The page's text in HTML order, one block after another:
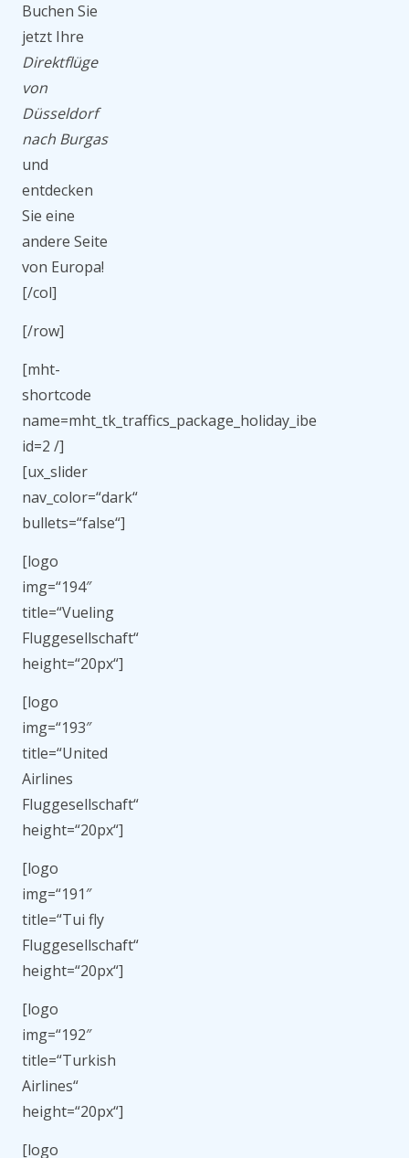
Buchen Sie
jetzt Ihre
Direktflüge
von
Düsseldorf
nach Burgas
und
entdecken
Sie eine
andere Seite
von Europa!
[/col]
[/row]
[mht-
shortcode
name=mht_tk_traffics_package_holiday_ibe
id=2 /]
[ux_slider
nav_color=“dark“
bullets=“false“]
[logo
img=“194″
title=“Vueling
Fluggesellschaft“
height=“20px“]
[logo
img=“193″
title=“United
Airlines
Fluggesellschaft“
height=“20px“]
[logo
img=“191″
title=“Tui fly
Fluggesellschaft“
height=“20px“]
[logo
img=“192″
title=“Turkish
Airlines“
height=“20px“]
[logo